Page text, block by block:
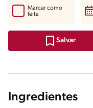
Salvar
Marcar como
feita
Ingredientes